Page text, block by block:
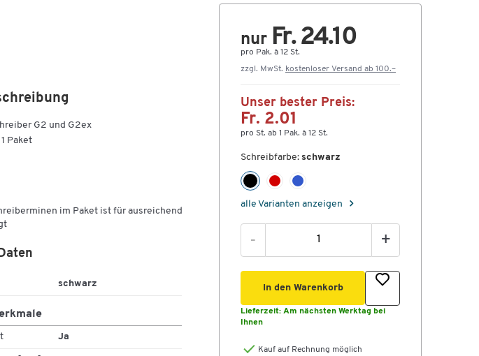
G2 und G2ex
Paket
im Paket ist für ausreichend
schwarz
Ja
nur Fr. 24.10
pro Pak. à 12 St.
zzgl. MwSt. kostenloser Versand ab 100.–
Unser bester Preis:
Fr. 2.01
pro St. ab 1 Pak. à 12 St.
Schreibfarbe: schwarz
alle Varianten anzeigen
- +
In den Warenkorb
Lieferzeit: Am nächsten Werktag bei
Ihnen
Kauf auf Rechnung möglich